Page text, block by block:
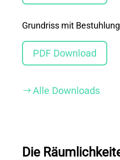
Grundriss mit Bestuhlung
PDF Download
$ Alle Downloads
Die